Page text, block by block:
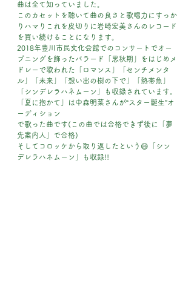
曲は全て知っていました。
このカセットを聴いて曲の良さと歌唱力にすっか
りハマりこれを皮切りに岩崎宏美さんのレコード
を買い続けることになります。
2018年豊川市民文化会館でのコンサートでオー
プニングを飾ったバラード「思秋期」をはじめメ
ドレーで歌われた「ロマンス」「センチメンタ
ル」「未来」「想い出の樹の下で」「熱帯魚」
「シンデレラハネムーン」も収録されています。
「夏に抱かて」は中森明菜さんが“スター誕生”オ
ーディション
で歌った曲です(この曲では合格できず後に「夢
先案内人」で合格)
そしてコロッケから取り返したという😄「シン
デレラハネムーン」も収録!!